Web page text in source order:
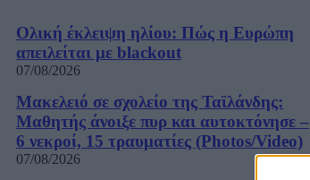
Ολική έκλειψη ηλίου: Πώς η Ευρώπη
απειλείται με blackout
07/08/2026
Μακελειό σε σχολείο της Ταϊλάνδης:
Μαθητής άνοιξε πυρ και αυτοκτόνησε –
6 νεκροί, 15 τραυματίες (Photos/Video)
07/08/2026